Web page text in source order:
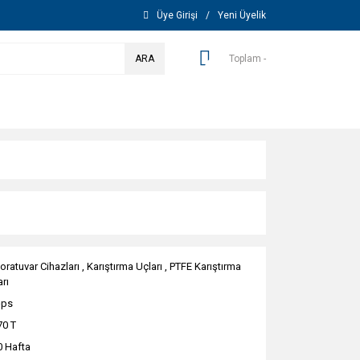
Üye Girişi / Yeni Üyelik
ARA Toplam -
Cihazları , Karıştırma Uçları , PTFE Karıştırma
T
Hafta